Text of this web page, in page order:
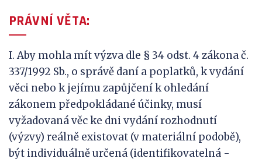
PRÁVNÍ VĚTA:
I. Aby mohla mít výzva dle § 34 odst. 4 zákona č.
337/1992 Sb., o správě daní a poplatků, k vydání
věci nebo k jejímu zapůjčení k ohledání
zákonem předpokládané účinky, musí
vyžadovaná věc ke dni vydání rozhodnutí
(výzvy) reálně existovat (v materiální podobě),
být individuálně určená (identifikovatelná -